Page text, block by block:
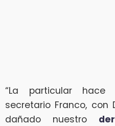
“La particular
secretario Franco,
dañado nuestro